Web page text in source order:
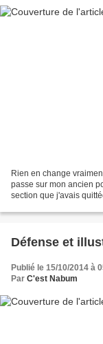
Rien en change
passe sur mon ancien
section que j'avais
Défense et
Publié le 15/10/2014 à
Par C'est Nabum